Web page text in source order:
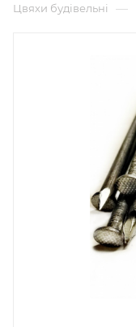
Цвяхи будівельні —